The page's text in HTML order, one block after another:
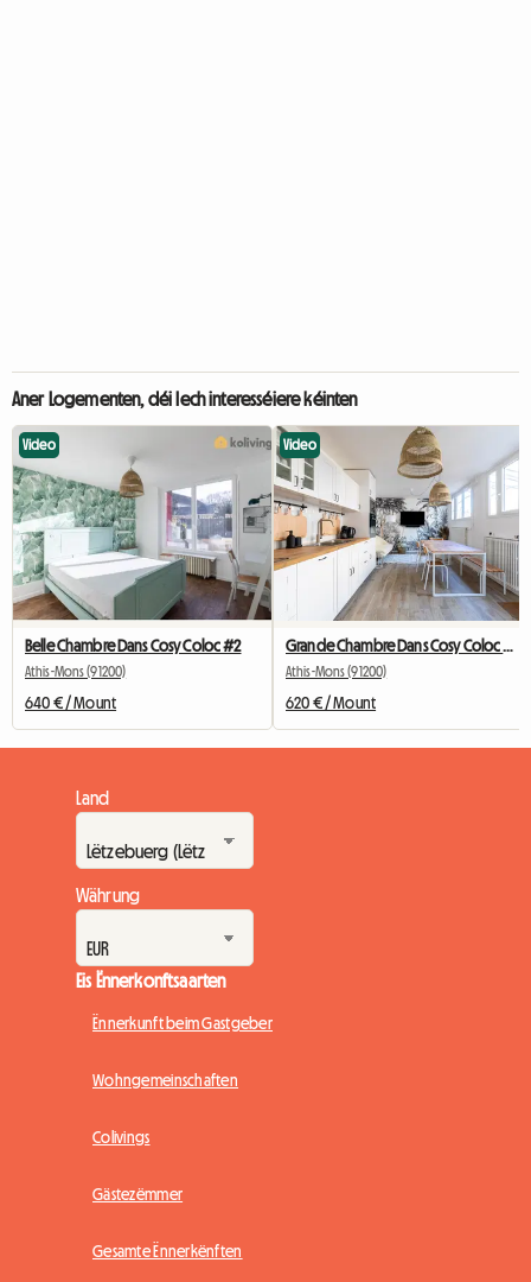
Aner Logementen, déi Iech interesséiere kéinten
Video
Belle Chambre Dans Cosy Coloc #2
Athis-Mons (91200)
640 € / Mount
Video
Athis-Mons (91200)
620 € / Mount
Land
Währung
Eis Ënnerkonftsaarten
Ënnerkunft beim Gastgeber
Wohngemeinschaften
Colivings
Gästezëmmer
Gesamte Ënnerkënften